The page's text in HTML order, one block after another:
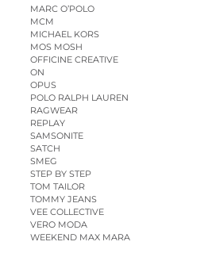
MARC O’POLO
MCM
MICHAEL KORS
MOS MOSH
OFFICINE CREATIVE
ON
OPUS
POLO RALPH LAUREN
RAGWEAR
REPLAY
SAMSONITE
SATCH
SMEG
STEP BY STEP
TOM TAILOR
TOMMY JEANS
VEE COLLECTIVE
VERO MODA
WEEKEND MAX MARA